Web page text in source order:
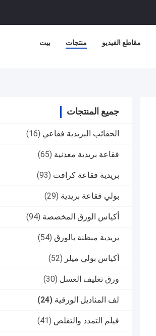
بيت منتجات مقاطع الفيديو
جميع المنتجات
الحقائب البريدية فقاعي (16)
فقاعة بريدية معدنية (65)
بريدية فقاعة كرافت (93)
بولي فقاعة بريدية (29)
أكياس الورق المخصصة (94)
بريدية مبطنة بالورق (54)
أكياس بولي ميلر (52)
ورق تغليف العسل (30)
لف المناديل الورقية (24)
فيلم التمدد والتقلص (41)